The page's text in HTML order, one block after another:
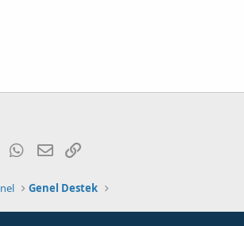
Tumblr WhatsApp
E-posta
Genel Destek